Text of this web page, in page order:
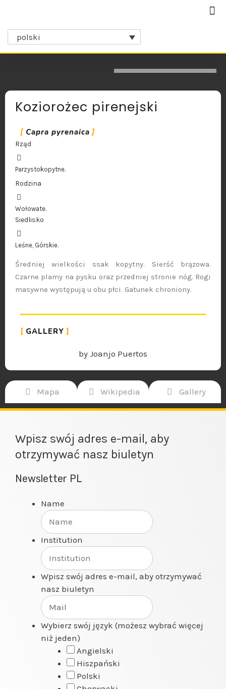
polski
Koziorożec pirenejski
Capra pyrenaica
Rząd
Parzystokopytne.
Rodzina
Wołowate.
Siedlisko
Leśne, Górskie.
Średniej wielkości ssak kopytny. Sierść brązowa.
Czarne plamy na pysku oraz przedniej stronie nóg. Rogi
masywne występują u obu płci. Gatunek chroniony.
GALLERY
by Joanjo Puertos
Mapa Wikipedia Gallery
Wpisz swój adres e-mail, aby
otrzymywać nasz biuletyn
Newsletter PL
Name
Institution
Wpisz swój adres e-mail, aby otrzymywać
nasz biuletyn
Wybierz swój język (możesz wybrać więcej
niż jeden)
Angielski
Hiszpański
Polski